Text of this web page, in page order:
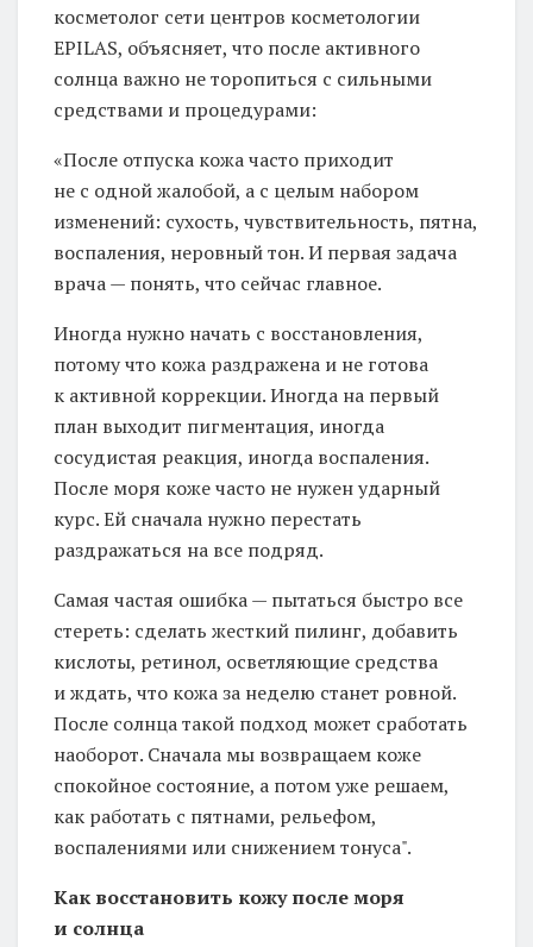
косметолог сети центров косметологии
EPILAS, объясняет, что после активного
солнца важно не торопиться с сильными
средствами и процедурами:
«После отпуска кожа часто приходит
не с одной жалобой, а с целым набором
изменений: сухость, чувствительность, пятна,
воспаления, неровный тон. И первая задача
врача — понять, что сейчас главное.
Иногда нужно начать с восстановления,
потому что кожа раздражена и не готова
к активной коррекции. Иногда на первый
план выходит пигментация, иногда
сосудистая реакция, иногда воспаления.
После моря коже часто не нужен ударный
курс. Ей сначала нужно перестать
раздражаться на все подряд.
Самая частая ошибка — пытаться быстро все
стереть: сделать жесткий пилинг, добавить
кислоты, ретинол, осветляющие средства
и ждать, что кожа за неделю станет ровной.
После солнца такой подход может сработать
наоборот. Сначала мы возвращаем коже
спокойное состояние, а потом уже решаем,
как работать с пятнами, рельефом,
воспалениями или снижением тонуса".
Как восстановить кожу после моря
и солнца